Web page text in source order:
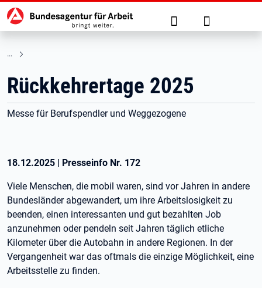
zu den Hauptinhalten springen
Hauptnavigation Suche Anmelden
Rückkehrertage 2025
Messe für Berufspendler und Weggezogene
18.12.2025 | Presseinfo Nr. 172
Viele Menschen, die mobil waren, sind vor Jahren in andere
Bundesländer abgewandert, um ihre Arbeitslosigkeit zu
beenden, einen interessanten und gut bezahlten Job
anzunehmen oder pendeln seit Jahren täglich etliche
Kilometer über die Autobahn in andere Regionen. In der
Vergangenheit war das oftmals die einzige Möglichkeit, eine
Arbeitsstelle zu finden.